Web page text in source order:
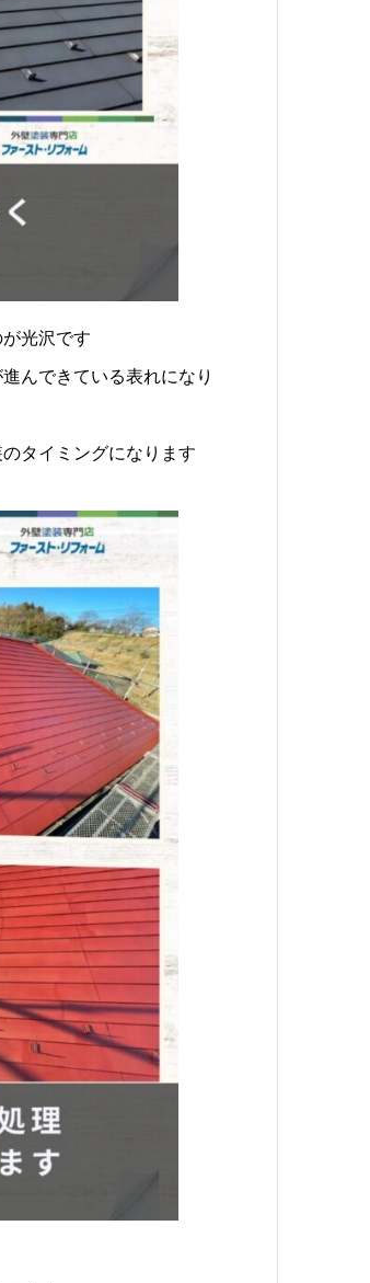
光沢です
んできている表れになり
タイミングになります